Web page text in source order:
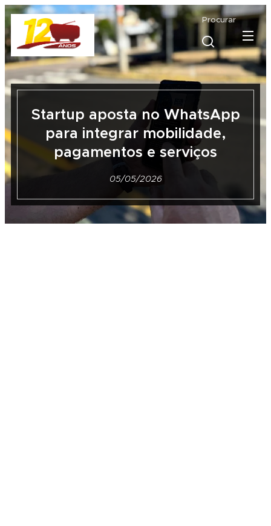
Procurar
Startup aposta no WhatsApp
para integrar mobilidade,
pagamentos e serviços
05/05/2026